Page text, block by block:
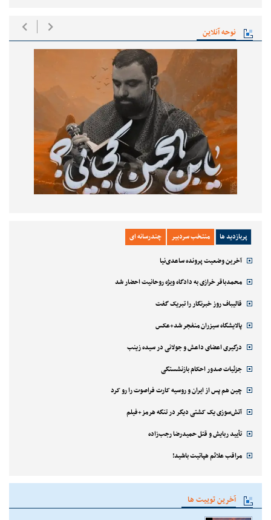
نوحه آنلاین
پربازدید ها منتخب سردبیر چندرسانه ای
آخرین وضعیت پرونده ساعدی‌نیا
محمدباقر خرازی به دادگاه ویژه روحانیت احضار شد
قالیباف روز خبرنگار را تبریک گفت
پالایشگاه سیزران منفجر شد+عکس
درگیری اعضای داعش و جولانی در سیده زینب
جزئیات صدور احکام بازنشستگی
چین هم پس از ایران و روسیه کارت فراصوت را رو کرد
آتش‌سوزی یک کشتی دیگر در تنگه هرمز+فیلم
تأیید ربایش و قتل حمیدرضا رجب‌زاده
مراقب علائم هپاتیت باشید!
آخرین توییت ها